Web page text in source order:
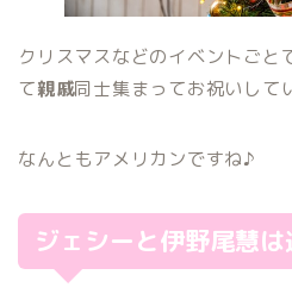
クリスマスなどのイベントごと
て親戚同士集まってお祝いして
なんともアメリカンですね♪
ジェシーと伊野尾慧は